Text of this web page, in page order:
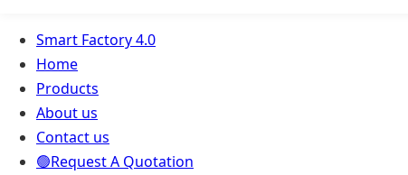
Smart Factory 4.0
Home
Products
About us
Contact us
🟢Request A Quotation